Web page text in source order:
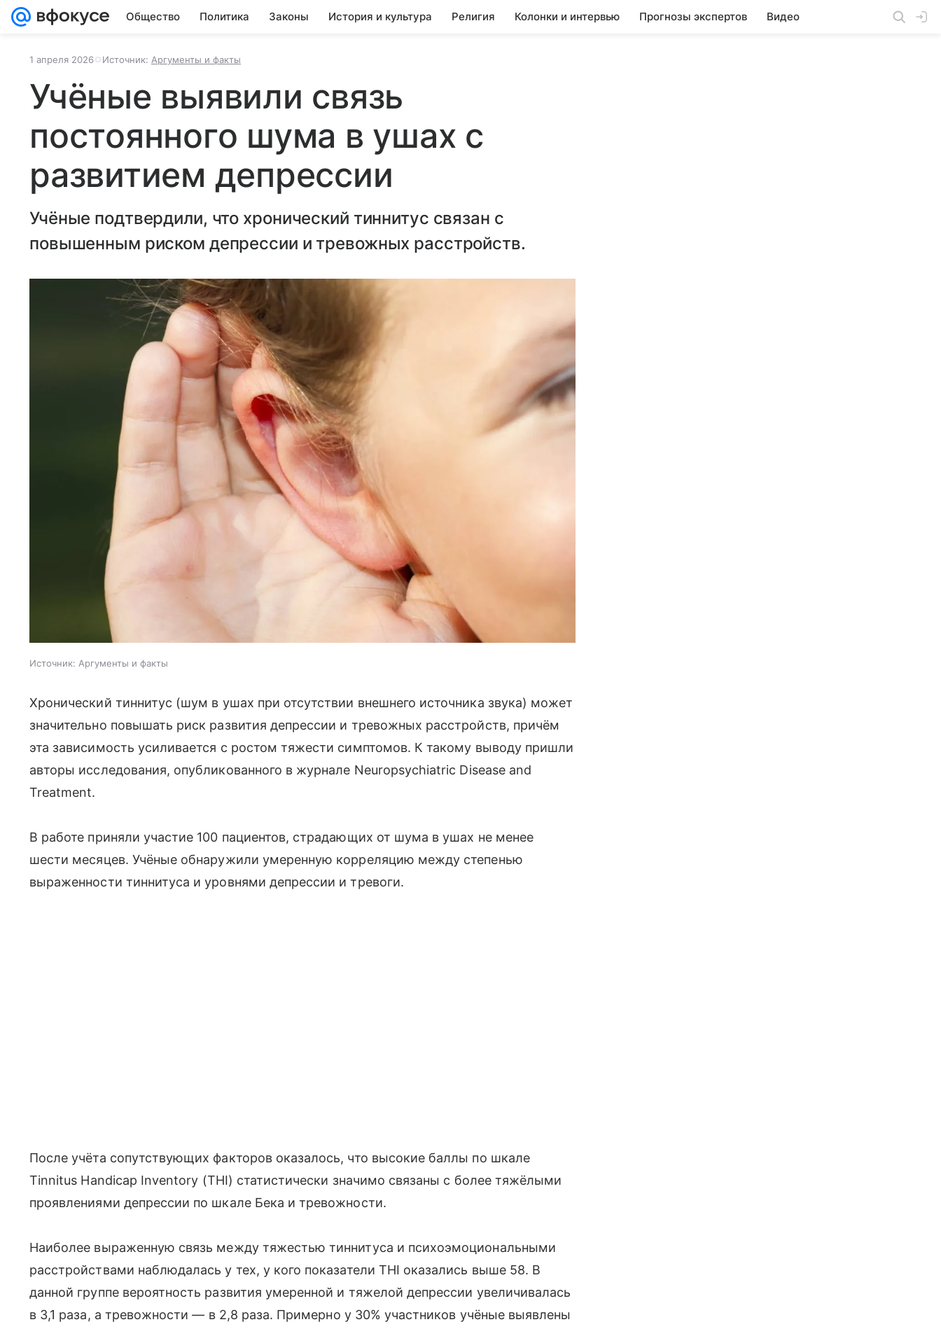
Общество Политика Законы История и культура Религия Колонки и интервью Прогнозы экспертов Видео
1 апреля 2026 Источник: Аргументы и факты
Учёные выявили связь
постоянного шума в ушах с
развитием депрессии
Учёные подтвердили, что хронический тиннитус связан с
повышенным риском депрессии и тревожных расстройств.
Источник: Аргументы и факты
Хронический тиннитус (шум в ушах при отсутствии внешнего источника звука) может
значительно повышать риск развития депрессии и тревожных расстройств, причём
эта зависимость усиливается с ростом тяжести симптомов. К такому выводу пришли
авторы исследования, опубликованного в журнале Neuropsychiatric Disease and
Treatment.
В работе приняли участие 100 пациентов, страдающих от шума в ушах не менее
шести месяцев. Учёные обнаружили умеренную корреляцию между степенью
выраженности тиннитуса и уровнями депрессии и тревоги.
После учёта сопутствующих факторов оказалось, что высокие баллы по шкале
Tinnitus Handicap Inventory (THI) статистически значимо связаны с более тяжёлыми
проявлениями депрессии по шкале Бека и тревожности.
Наиболее выраженную связь между тяжестью тиннитуса и психоэмоциональными
расстройствами наблюдалась у тех, у кого показатели THI оказались выше 58. В
данной группе вероятность развития умеренной и тяжелой депрессии увеличивалась
в 3,1 раза, а тревожности — в 2,8 раза. Примерно у 30% участников учёные выявлены